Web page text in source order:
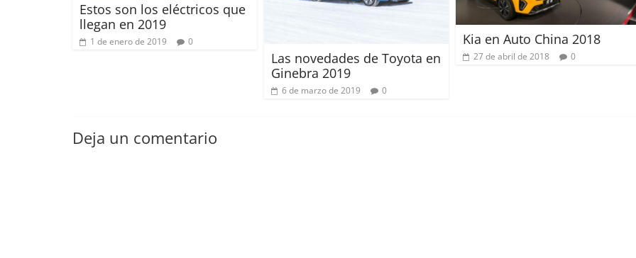
Estos son los eléctricos que
llegan en 2019
1 de enero de 2019 0
Las novedades de Toyota en
Ginebra 2019
6 de marzo de 2019 0
Kia en Auto China 2018
27 de abril de 2018 0
Deja un comentario